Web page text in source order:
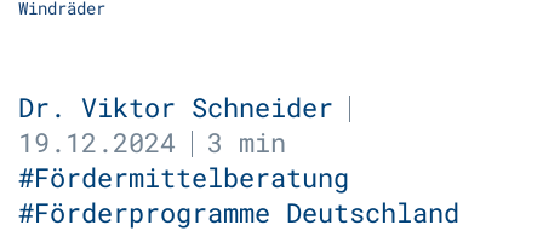
Windräder
Dr. Viktor Schneider
19.12.2024
3 min
#Fördermittelberatung
#Förderprogramme Deutschland